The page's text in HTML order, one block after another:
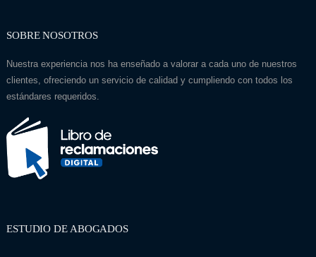
SOBRE NOSOTROS
Nuestra experiencia nos ha enseñado a valorar a cada uno de nuestros
clientes, ofreciendo un servicio de calidad y cumpliendo con todos los
estándares requeridos.
ESTUDIO DE ABOGADOS